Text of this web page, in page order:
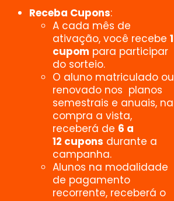
Receba Cupons:
A cada mês de
ativação, você recebe 1
cupom para participar
do sorteio.
O aluno matriculado ou
renovado nos planos
semestrais e anuais, na
compra a vista,
receberá de 6 a
12 cupons durante a
campanha.
Alunos na modalidade
de pagamento
recorrente, receberá o